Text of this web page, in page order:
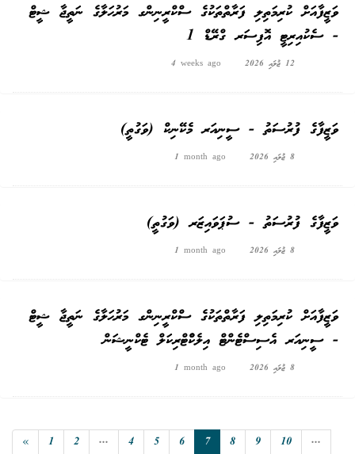
ވަޒީފާއަށް ކުރިމަތިލި ފަރާތްތަކުގެ ސްކްރީނިންގ މަރުޙަލާގެ ނަތީޖާ ޝީޓް
- ސެކުއިރިޓީ އޮފިސަރ ގްރޭޑް 1
12 ޖުލައި 2026 4 weeks ago
ވަޒީފާގެ ފުރުސަތު - ސީނިއަރ މެކޭނިކް (ވަގުތީ)
8 ޖުލައި 2026 1 month ago
ވަޒީފާގެ ފުރުސަތު - ސުޕަވައިޒަރ (ވަގުތީ)
8 ޖުލައި 2026 1 month ago
ވަޒީފާއަށް ކުރިމަތިލި ފަރާތްތަކުގެ ސްކްރީނިންގ މަރުޙަލާގެ ނަތީޖާ ޝީޓް
- ސީނިއަރ އެސިސްޓެންޓް އިލެކްްޓްރިކަލް ޓެކްނީޝަން
8 ޖުލައި 2026 1 month ago
« 1 2 ... 4 5 6 7 8 9 10 ...